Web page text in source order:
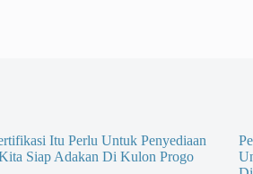
Itu Perlu Untuk Penyediaan
Siap Adakan Di Kulon Progo